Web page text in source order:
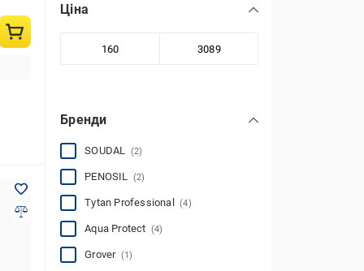
Ціна
Бренди
SOUDAL (2)
PENOSIL (2)
Tytan Professional(4)
Aqua Protect (4)
Grover (1)